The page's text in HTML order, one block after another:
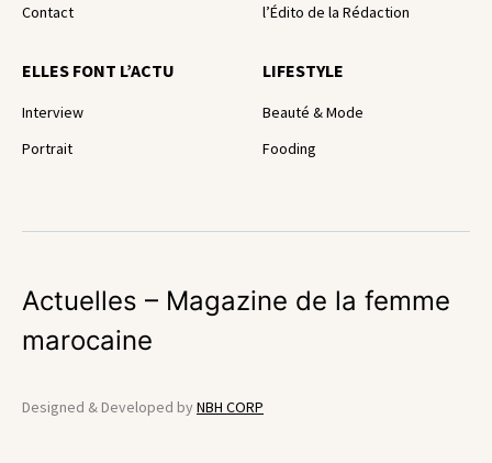
Contact
l’Édito de la Rédaction
ELLES FONT L’ACTU
Interview
Portrait
LIFESTYLE
Beauté & Mode
Fooding
Actuelles – Magazine de la femme
marocaine
Designed & Developed byNBH CORP